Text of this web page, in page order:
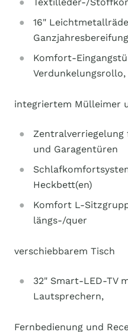
16"
Ganzjahresbereifung
Komfort-
Verdunkelungsrollo,
integriertem Mülleimer
und Garagentüren
Heckbett(en)
Komfort L-
längs-/quer
verschiebbarem Tisch
32" Smart-LED-TV
Lautsprechern,
Fernbedienung und